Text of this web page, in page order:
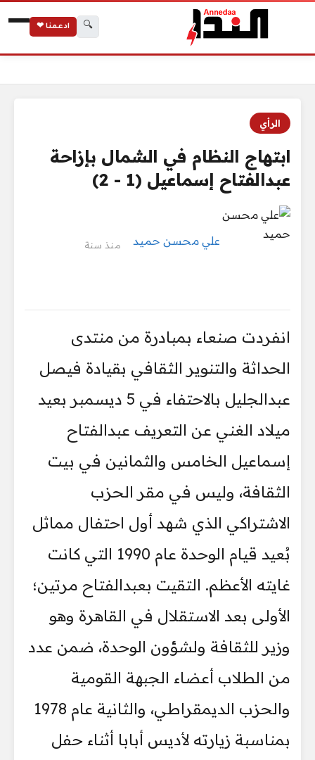
🔍 ادعمنا ❤
الرأي
ابتهاج النظام في الشمال بإزاحة
عبدالفتاح إسماعيل (1 - 2)
علي محسن حميد منذ سنة
انفردت صنعاء بمبادرة من منتدى
الحداثة والتنوير الثقافي بقيادة فيصل
عبدالجليل بالاحتفاء في 5 ديسمبر بعيد
ميلاد الغني عن التعريف عبدالفتاح
إسماعيل الخامس والثمانين في بيت
الثقافة، وليس في مقر الحزب
الاشتراكي الذي شهد أول احتفال مماثل
بُعيد قيام الوحدة عام 1990 التي كانت
غايته الأعظم. التقيت بعبدالفتاح مرتين؛
الأولى بعد الاستقلال في القاهرة وهو
وزير للثقافة ولشؤون الوحدة، ضمن عدد
من الطلاب أعضاء الجبهة القومية
والحزب الديمقراطي، والثانية عام 1978
بمناسبة زيارته لأديس أبابا أثناء حفل